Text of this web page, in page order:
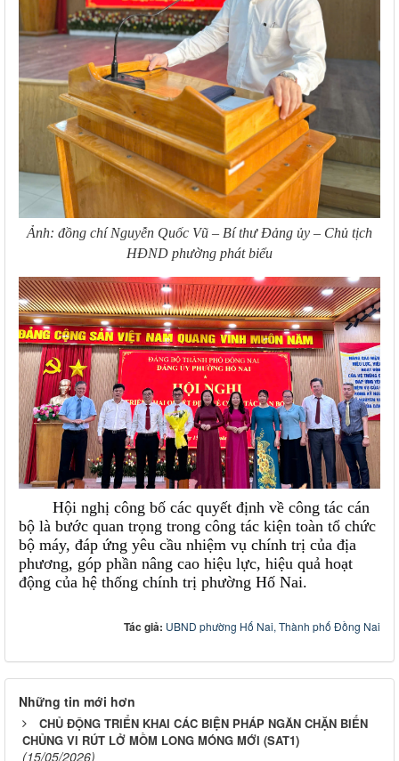
Ảnh: đồng chí Nguyễn Quốc Vũ – Bí thư Đảng ủy – Chủ tịch
HĐND phường phát biểu
Hội nghị công bố các quyết định về công tác cán
bộ là bước quan trọng trong công tác kiện toàn tổ chức
bộ máy, đáp ứng yêu cầu nhiệm vụ chính trị của địa
phương, góp phần nâng cao hiệu lực, hiệu quả hoạt
động của hệ thống chính trị phường Hố Nai.
Tác giả: UBND phường Hố Nai, Thành phố Đồng Nai
Những tin mới hơn
CHỦ ĐỘNG TRIỂN KHAI CÁC BIỆN PHÁP NGĂN CHẶN BIẾN
CHỦNG VI RÚT LỞ MỒM LONG MÓNG MỚI (SAT1)
(15/05/2026)